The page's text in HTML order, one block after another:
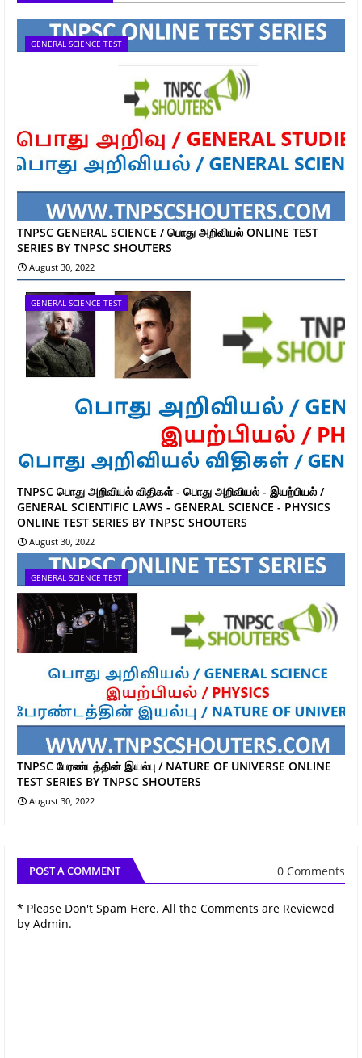
GENERAL SCIENCE TEST
TNPSC GENERAL SCIENCE / பொது அறிவியல் ONLINE TEST
SERIES BY TNPSC SHOUTERS
August 30, 2022
GENERAL SCIENCE TEST
TNPSC பொது அறிவியல் விதிகள் - பொது அறிவியல் - இயற்பியல் /
GENERAL SCIENTIFIC LAWS - GENERAL SCIENCE - PHYSICS
ONLINE TEST SERIES BY TNPSC SHOUTERS
August 30, 2022
GENERAL SCIENCE TEST
TNPSC பேரண்டத்தின் இயல்பு / NATURE OF UNIVERSE ONLINE
TEST SERIES BY TNPSC SHOUTERS
August 30, 2022
POST A COMMENT 0 Comments
* Please Don't Spam Here. All the Comments are Reviewed
by Admin.